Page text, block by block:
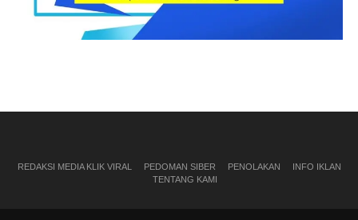
REDAKSI MEDIA KLIK VIRAL PEDOMAN SIBER PENOLAKAN
INFO IKLAN
TENTANG KAMI